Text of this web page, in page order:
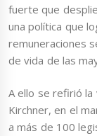
fuerte que
una política que
remuneraciones
de vida de las
A ello se refirió la
Kirchner, en el
a más de 100